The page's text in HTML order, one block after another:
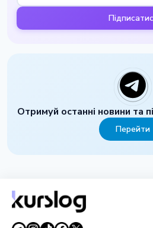
Отримуй останні новини та
Перейти